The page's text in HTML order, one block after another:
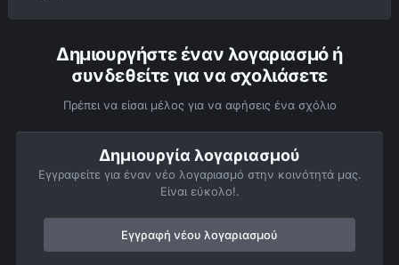
Δημιουργήστε έναν λογαριασμό ή
συνδεθείτε για να σχολιάσετε
Πρέπει να είσαι μέλος για να αφήσεις ένα σχόλιο
Δημιουργία λογαριασμού
Εγγραφείτε για έναν νέο λογαριασμό στην κοινότητά μας.
Είναι εύκολο!.
Εγγραφή νέου λογαριασμού